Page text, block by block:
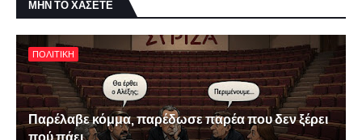
ΜΗΝ ΤΟ ΧΑΣΕΤΕ
ΠΟΛΙΤΙΚΗ
Παρέλαβε κόμμα, παρέδωσε παρέα που δεν ξέρει